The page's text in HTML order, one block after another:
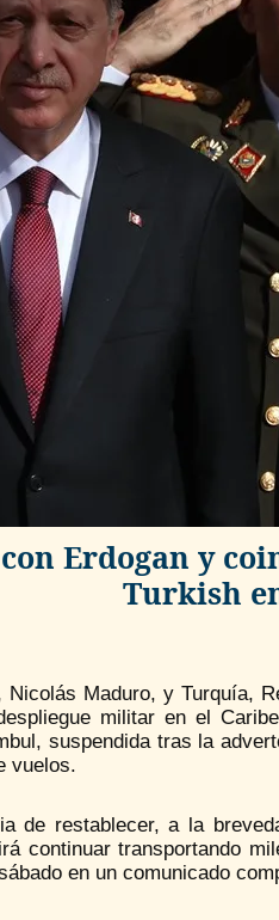
Erdogan y
Turkish
Maduro, y Turquía,
militar en el
suspendida tras la
vuelos.
de restablecer, a la
continuar transportando
en un comunicado